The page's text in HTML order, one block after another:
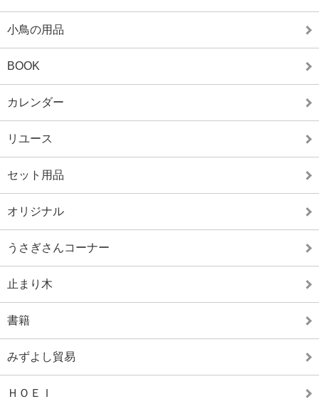
小鳥の用品
BOOK
カレンダー
リユース
セット用品
オリジナル
うさぎさんコーナー
止まり木
書籍
みずよし貿易
ＨＯＥＩ